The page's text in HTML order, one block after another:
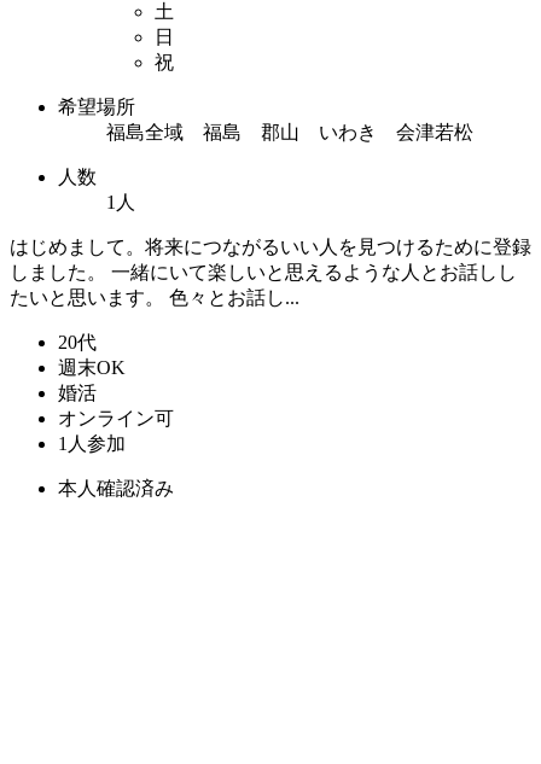
土
日
祝
希望場所
福島全域 福島 郡山 いわき 会津若松
人数
1人
はじめまして。将来につながるいい人を見つけるために登録
しました。 一緒にいて楽しいと思えるような人とお話しし
たいと思います。 色々とお話し...
20代
週末OK
婚活
オンライン可
1人参加
本人確認済み